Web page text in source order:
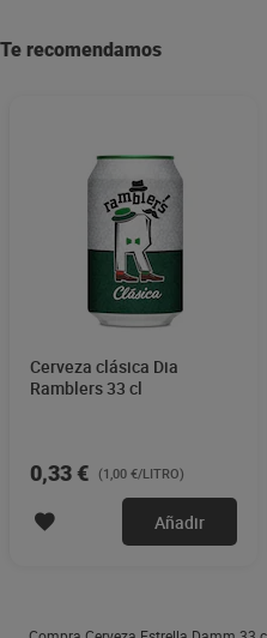
Te recomendamos
Cerveza clásica Dia
Ramblers 33 cl
0,33 € (1,00 €/LITRO)
Añadir